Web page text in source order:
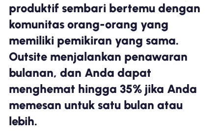
produktif sembari bertemu dengan
komunitas orang-orang yang
memiliki pemikiran yang sama.
Outsite menjalankan penawaran
bulanan, dan Anda dapat
menghemat hingga 35% jika Anda
memesan untuk satu bulan atau
lebih.